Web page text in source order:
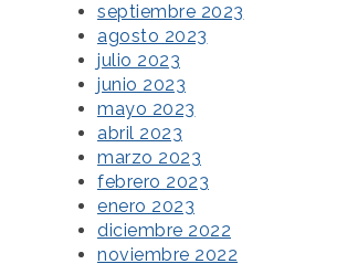
septiembre 2023
agosto 2023
julio 2023
junio 2023
mayo 2023
abril 2023
marzo 2023
febrero 2023
enero 2023
diciembre 2022
noviembre 2022